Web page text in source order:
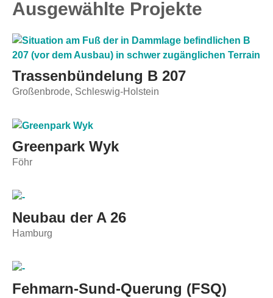
Ausgewählte Projekte
Trassenbündelung B 207
Großenbrode, Schleswig-Holstein
Greenpark Wyk
Föhr
Neubau der A 26
Hamburg
Fehmarn-Sund-Querung (FSQ)